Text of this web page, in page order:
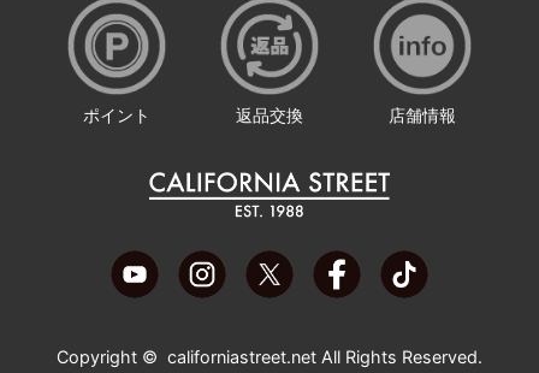
ポイント 返品交換 店舗情報
Copyright © californiastreet.net All Rights Reserved.